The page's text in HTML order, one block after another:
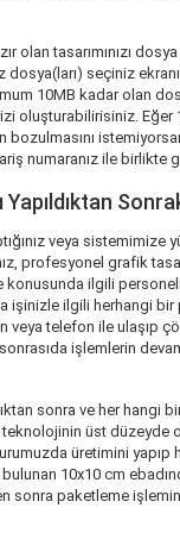
olan tasarımınızı
seçiniz
10MB kadar olan
oluşturabilirisiniz. Eğer
bozulmasını
numaranız ile birlikte
Yapıldıktan
veya
profesyonel grafik
konusunda ilgili
işinizle ilgili herhangi
veya telefon ile ulaşıp
işlemlerin
sonra ve her hangi
üst düzeyde
üretimini yapıp
10x10 cm
sonra paketleme